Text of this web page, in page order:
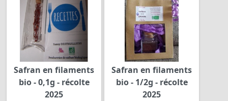
Safran en filaments
bio - 0,1g - récolte
2025
Safran en filaments
bio - 1/2g - récolte
2025